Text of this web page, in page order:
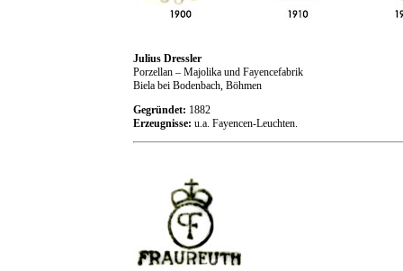
Julius Dressler
Porzellan – Majolika und Fayencefabrik
Biela bei Bodenbach, Böhmen
Gegründet: 1882
Erzeugnisse: u.a. Fayencen-Leuchten.